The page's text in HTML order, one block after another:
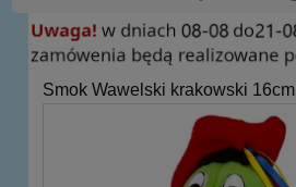
Smok Wawelski krakowski 16cm